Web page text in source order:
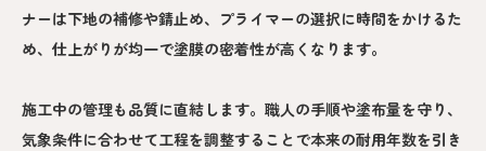
ナーは下地の補修や錆止め、プライマーの選択に時間をかけるた
め、仕上がりが均一で塗膜の密着性が高くなります。
施工中の管理も品質に直結します。職人の手順や塗布量を守り、
気象条件に合わせて工程を調整することで本来の耐用年数を引き